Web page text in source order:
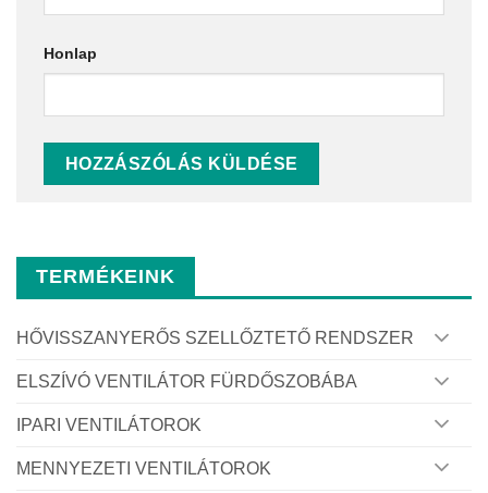
TERMÉKEINK
HŐVISSZANYERŐS SZELLŐZTETŐ RENDSZER
ELSZÍVÓ VENTILÁTOR FÜRDŐSZOBÁBA
IPARI VENTILÁTOROK
MENNYEZETI VENTILÁTOROK
Honlap